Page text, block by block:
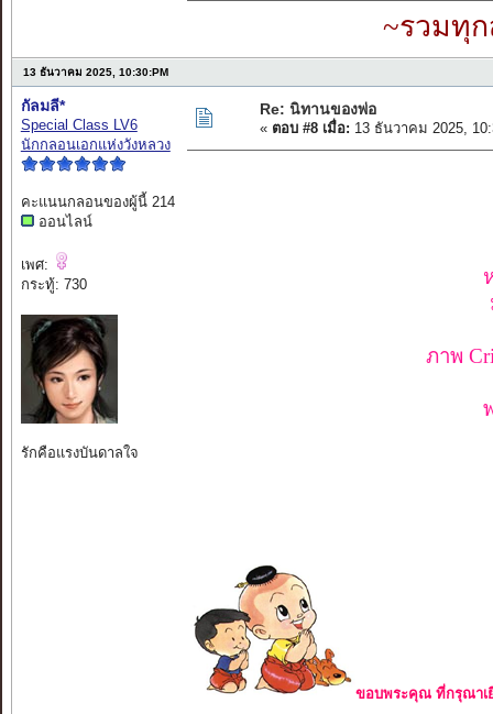
~รวมทุ
13 ธันวาคม 2025, 10:30:PM
กัลมลี*
Special Class LV6
นักกลอนเอกแห่งวังหลวง
คะแนนกลอนของผู้นี้ 214
ออนไลน์
เพศ:
กระทู้: 730
รักคือแรงบันดาลใจ
Re: นิทานของพ่อ
« ตอบ #8 เมื่อ: 13 ธันวาคม 2025,
ภาพ
ขอบพระคุณ ที่กรุณาเ